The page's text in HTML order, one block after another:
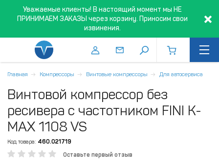
Уважаемые клиенты! В настоящий момент мы НЕ
ПРИНИМАЕМ ЗАКАЗЫ через корзину. Приносим свои
извинения.
Главная Компрессоры Винтовые компрессоры Для автосервиса
Винтовой компрессор без
ресивера с частотником FINI K-
MAX 1108 VS
Код товара: 460.021719
Оставьте первый отзыв